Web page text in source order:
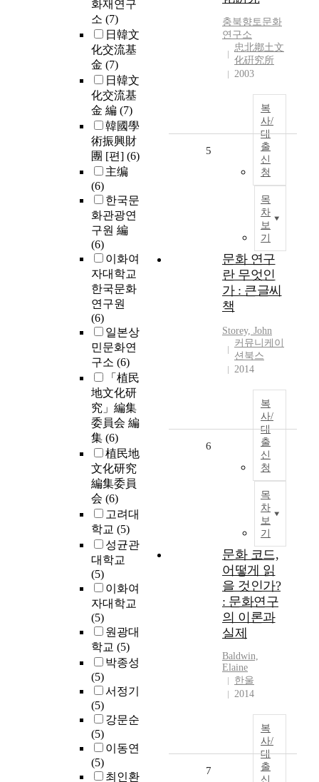
화재연구
소 (7)
日韓文
化交流基
金 (7)
日韓文
化交流基
金 編 (7)
韓國學
術振興財
團 [편] (6)
主编
(6)
한국문
화관광연
구원 編
(6)
이화여
자대학교
한국문화
연구원
(6)
일본상
민문화연
구소 (6)
「植民
地文化研
究」編集
委員会 編
集 (6)
植民地
文化研究
編集委員
会 (6)
고려대
학교 (5)
성균관
대학교
(5)
이화여
자대학교
(5)
원광대
학교 (5)
박종성
(5)
서정기
(5)
강문순
(5)
이동연
(5)
최인환
충북향토문화
연구소
忠北鄕土文
化硏究所
2003
복
사/
대
출
신
청
목
차
보
기
5
문화 연구
란 무엇인
가 : 큰글씨
책
Storey, John
커뮤니케이
션북스
2014
복
사/
대
출
신
청
목
차
보
기
6
문화 코드,
어떻게 읽
을 것인가?
: 문화연구
의 이론과
실제
Baldwin,
Elaine
한울
2014
복
사/
대
출
신
7